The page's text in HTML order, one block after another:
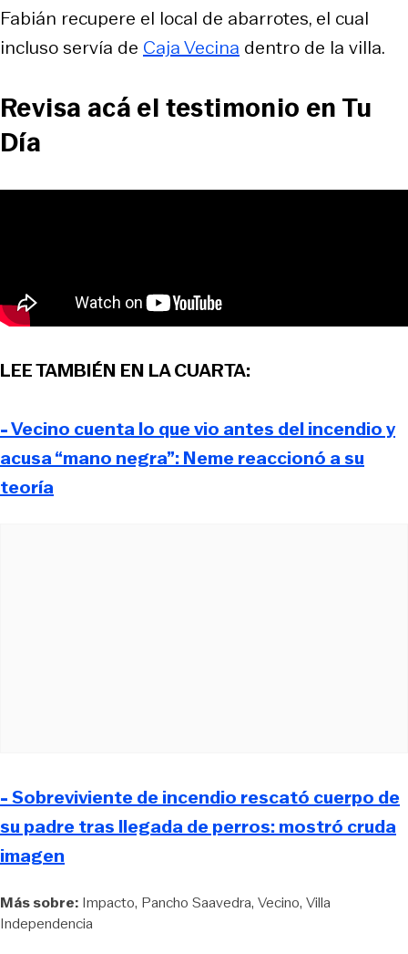
Fabián recupere el local de abarrotes, el cual
incluso servía de Caja Vecina dentro de la villa.
Revisa acá el testimonio en Tu
Día
LEE TAMBIÉN EN LA CUARTA:
- Vecino cuenta lo que vio antes del incendio y
acusa “mano negra”: Neme reaccionó a su
teoría
- Sobreviviente de incendio rescató cuerpo de
su padre tras llegada de perros: mostró cruda
imagen
Más sobre: Impacto Pancho Saavedra Vecino Villa
Independencia